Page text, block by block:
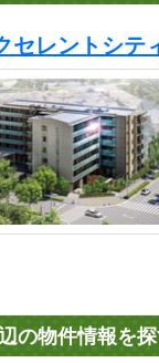
セレントシ
の物件情報を